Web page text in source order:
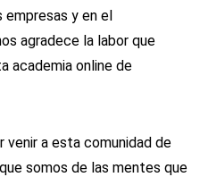
empresas y en el
agradece la labor que
academia online de
venir a esta comunidad de
somos de las mentes que